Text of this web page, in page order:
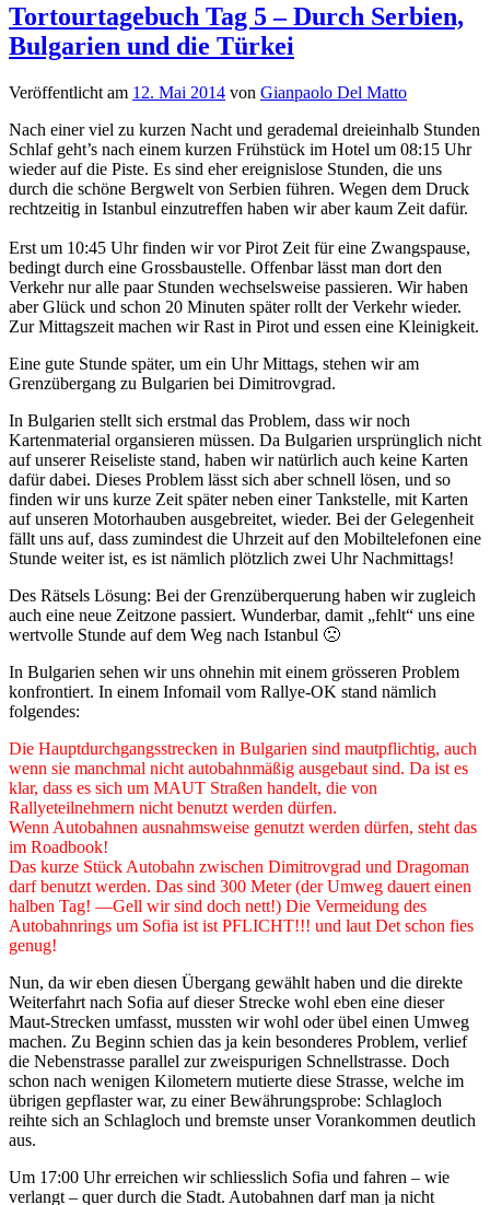
Tortourtagebuch Tag 5 – Durch Serbien,
Bulgarien und die Türkei
Veröffentlicht am 12. Mai 2014 von Gianpaolo Del Matto
Nach einer viel zu kurzen Nacht und gerademal dreieinhalb Stunden
Schlaf geht’s nach einem kurzen Frühstück im Hotel um 08:15 Uhr
wieder auf die Piste. Es sind eher ereignislose Stunden, die uns
durch die schöne Bergwelt von Serbien führen. Wegen dem Druck
rechtzeitig in Istanbul einzutreffen haben wir aber kaum Zeit dafür.
Erst um 10:45 Uhr finden wir vor Pirot Zeit für eine Zwangspause,
bedingt durch eine Grossbaustelle. Offenbar lässt man dort den
Verkehr nur alle paar Stunden wechselsweise passieren. Wir haben
aber Glück und schon 20 Minuten später rollt der Verkehr wieder.
Zur Mittagszeit machen wir Rast in Pirot und essen eine Kleinigkeit.
Eine gute Stunde später, um ein Uhr Mittags, stehen wir am
Grenzübergang zu Bulgarien bei Dimitrovgrad.
In Bulgarien stellt sich erstmal das Problem, dass wir noch
Kartenmaterial organsieren müssen. Da Bulgarien ursprünglich nicht
auf unserer Reiseliste stand, haben wir natürlich auch keine Karten
dafür dabei. Dieses Problem lässt sich aber schnell lösen, und so
finden wir uns kurze Zeit später neben einer Tankstelle, mit Karten
auf unseren Motorhauben ausgebreitet, wieder. Bei der Gelegenheit
fällt uns auf, dass zumindest die Uhrzeit auf den Mobiltelefonen eine
Stunde weiter ist, es ist nämlich plötzlich zwei Uhr Nachmittags!
Des Rätsels Lösung: Bei der Grenzüberquerung haben wir zugleich
auch eine neue Zeitzone passiert. Wunderbar, damit „fehlt“ uns eine
wertvolle Stunde auf dem Weg nach Istanbul 🙁
In Bulgarien sehen wir uns ohnehin mit einem grösseren Problem
konfrontiert. In einem Infomail vom Rallye-OK stand nämlich
folgendes:
Die Hauptdurchgangsstrecken in Bulgarien sind mautpflichtig, auch
wenn sie manchmal nicht autobahnmäßig ausgebaut sind. Da ist es
klar, dass es sich um MAUT Straßen handelt, die von
Rallyeteilnehmern nicht benutzt werden dürfen.
Wenn Autobahnen ausnahmsweise genutzt werden dürfen, steht das
im Roadbook!
Das kurze Stück Autobahn zwischen Dimitrovgrad und Dragoman
darf benutzt werden. Das sind 300 Meter (der Umweg dauert einen
halben Tag! —Gell wir sind doch nett!) Die Vermeidung des
Autobahnrings um Sofia ist ist PFLICHT!!! und laut Det schon fies
genug!
Nun, da wir eben diesen Übergang gewählt haben und die direkte
Weiterfahrt nach Sofia auf dieser Strecke wohl eben eine dieser
Maut-Strecken umfasst, mussten wir wohl oder übel einen Umweg
machen. Zu Beginn schien das ja kein besonderes Problem, verlief
die Nebenstrasse parallel zur zweispurigen Schnellstrasse. Doch
schon nach wenigen Kilometern mutierte diese Strasse, welche im
übrigen gepflaster war, zu einer Bewährungsprobe: Schlagloch
reihte sich an Schlagloch und bremste unser Vorankommen deutlich
aus.
Um 17:00 Uhr erreichen wir schliesslich Sofia und fahren – wie
verlangt – quer durch die Stadt. Autobahnen darf man ja nicht